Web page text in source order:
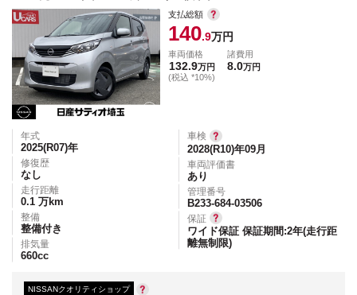
支払総額
140.9万円
車両価格
132.9万円
(税込 *10%)
諸費用
8.0万円
年式
2025(R07)年
修復歴
なし
走行距離
0.1 万km
整備
整備付き
排気量
660cc
車検
2028(R10)年09月
車両評価書
あり
管理番号
B233-684-03506
保証
ワイド保証 保証期間:2年(走行距
離無制限)
NISSANクオリティショップ